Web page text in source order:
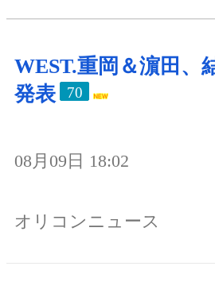
WEST.重岡＆濵田、
発表
70
08月09日 18:02
オリコンニュース